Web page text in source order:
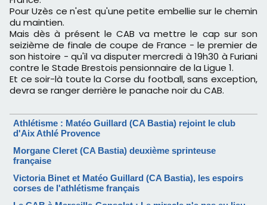
Pour Uzès ce n'est qu'une petite embellie sur le chemin
du maintien.
Mais dès à présent le CAB va mettre le cap sur son
seizième de finale de coupe de France - le premier de
son histoire - qu'il va disputer mercredi à 19h30 à Furiani
contre le Stade Brestois pensionnaire de la Ligue 1.
Et ce soir-là toute la Corse du football, sans exception,
devra se ranger derrière le panache noir du CAB.
Athlétisme : Matéo Guillard (CA Bastia) rejoint le club
d'Aix Athlé Provence
Morgane Cleret (CA Bastia) deuxième sprinteuse
française
Victoria Binet et Matéo Guillard (CA Bastia), les espoirs
corses de l'athlétisme français